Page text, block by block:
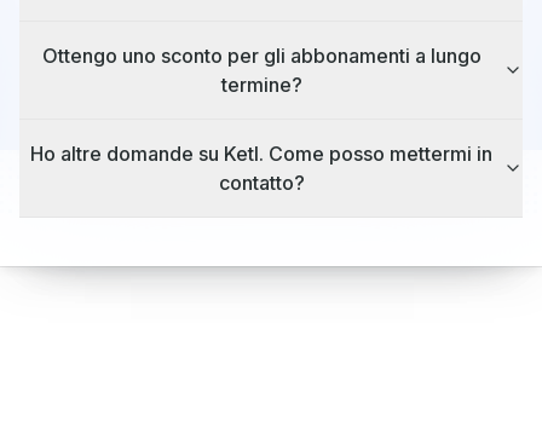
Ottengo uno sconto per gli abbonamenti a lungo
termine?
Ho altre domande su Ketl. Come posso mettermi in
contatto?